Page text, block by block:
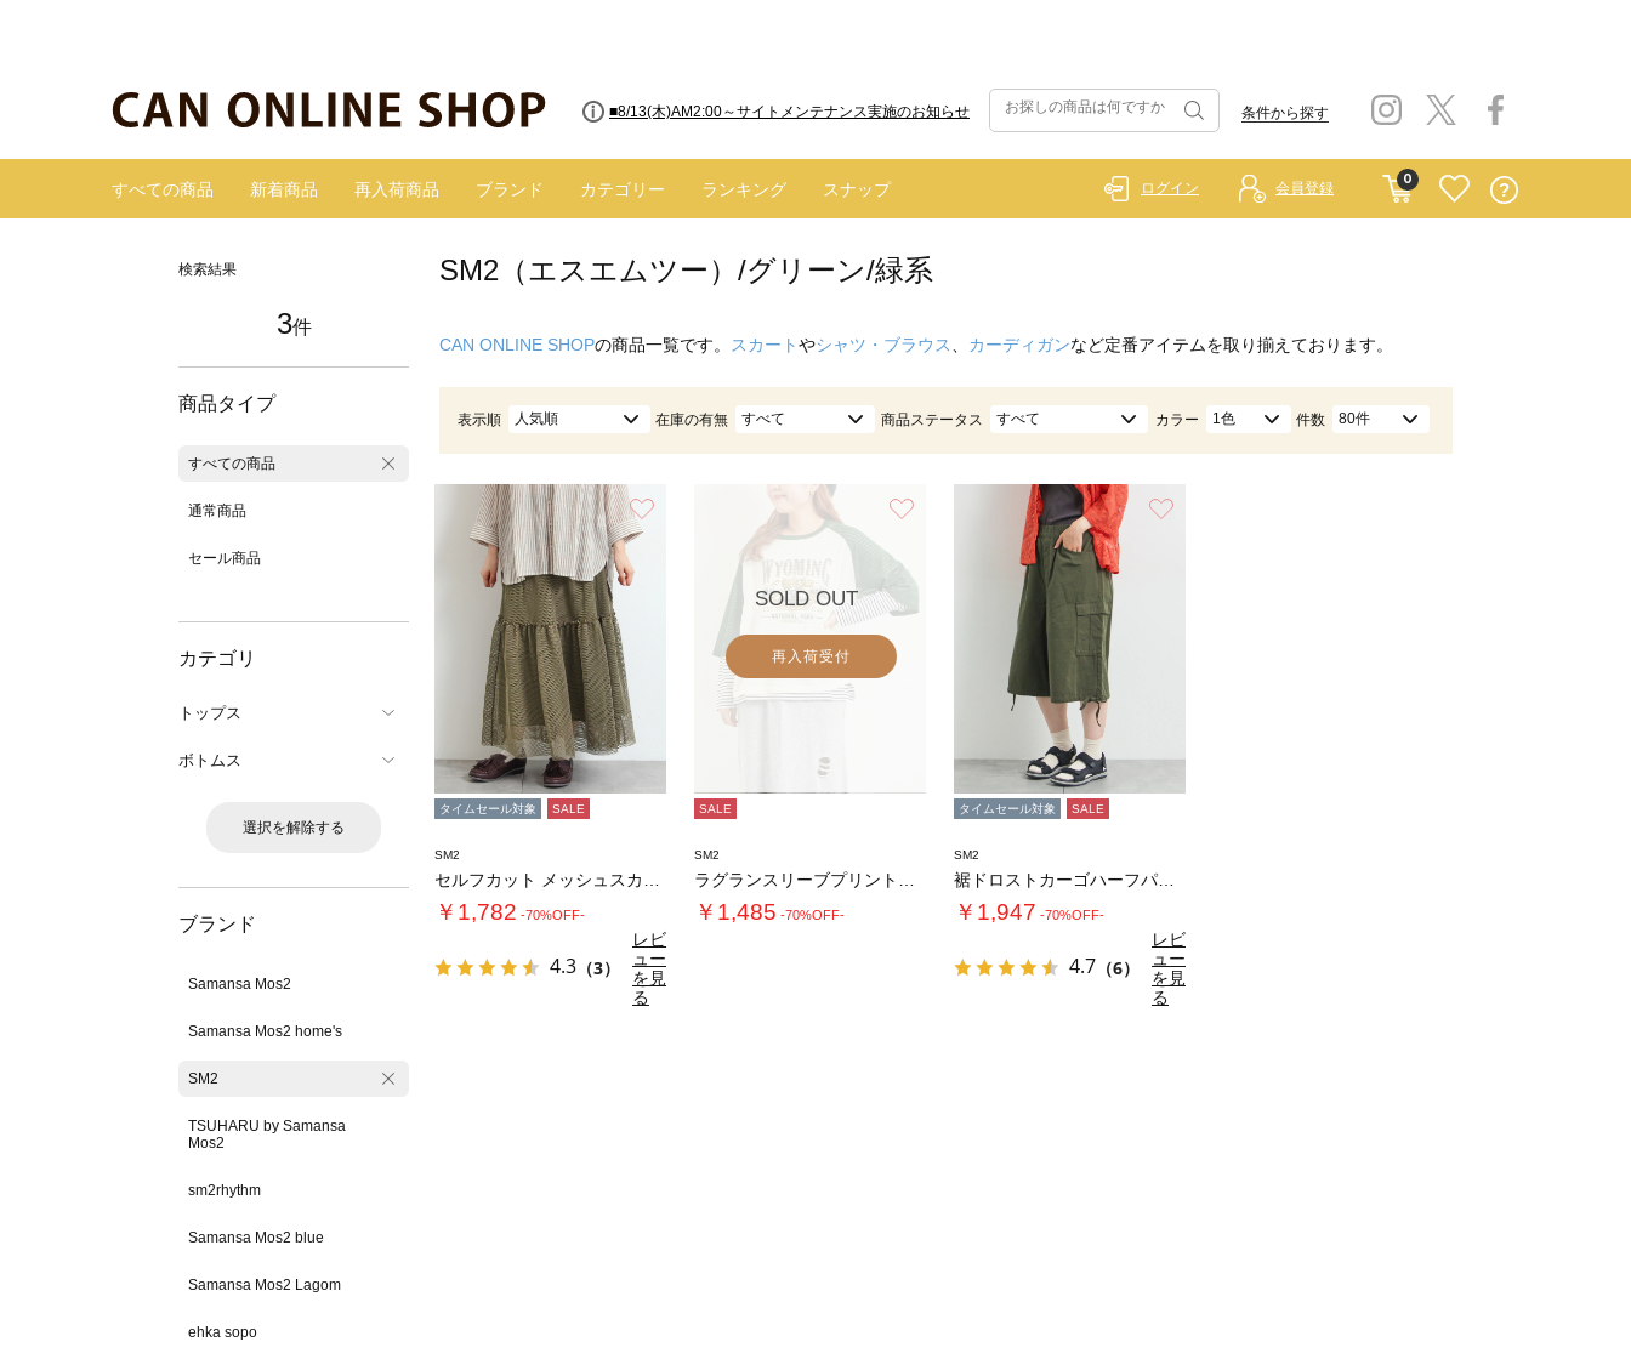
■8/13(木)AM2:00～サイトメンテナンス実施のお知らせ 条件から探す
すべての商品 新着商品 再入荷商品 ブランド カテゴリー ランキング スナップ
0
ログイン 会員登録
検索結果
3件
商品タイプ
すべての商品
通常商品
セール商品
カテゴリ
トップス
ボトムス
選択を解除する
ブランド
Samansa Mos2
Samansa Mos2 home's
SM2
TSUHARU by Samansa
Mos2
sm2rhythm
Samansa Mos2 blue
Samansa Mos2 Lagom
ehka sopo
SM2（エスエムツー）/グリーン/緑系
CAN ONLINE SHOPの商品一覧です。 スカートやシャツ・ブラウス カーディガンなど定番アイテムを取り揃えております。
表示順 人気順 在庫の有無 すべて 商品ステータス すべて カラー 1色 件数 80件
タイムセール対象 SALE
SM2
￥1,782 -70%OFF-
4.3 （3）
レビ
ュー
を見
る
SOLD OUT
再入荷受付
SALE
SM2
￥1,485 -70%OFF-
タイムセール対象 SALE
SM2
￥1,947 -70%OFF-
4.7 （6）
レビ
ュー
を見
る